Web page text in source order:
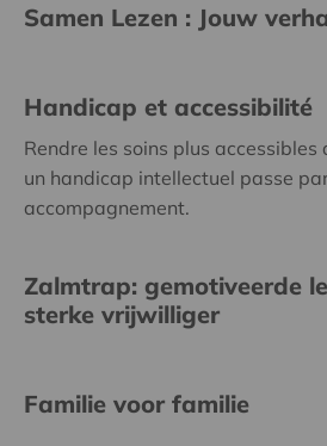
Samen Lezen : Jouw
Handicap et accessibilité
Rendre les soins plus accessibles
un handicap intellectuel passe
accompagnement.
Zalmtrap: gemotiveerde
sterke vrijwilliger
Familie voor familie